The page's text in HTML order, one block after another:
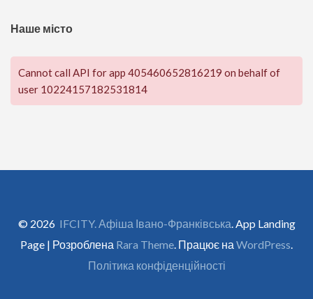
Наше місто
Cannot call API for app 405460652816219 on behalf of
user 10224157182531814
© 2026 IFCITY. Афіша Івано-Франківська . App Landing
Page | Розроблена Rara Theme . Працює на WordPress
Політика конфіденційності